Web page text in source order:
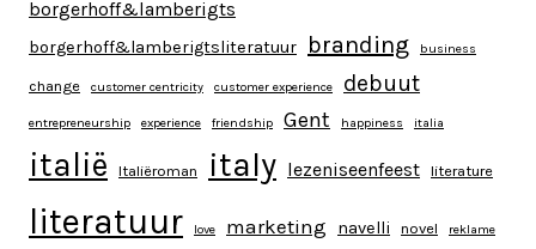
borgerhoff&lamberigts
borgerhoff&lamberigtsliteratuur branding business
change customer centricity customer experience debuut
entrepreneurship experience friendship Gent happiness italia
italië Italiëroman italy lezeniseenfeest literature
literatuur love marketing navelli novel reklame